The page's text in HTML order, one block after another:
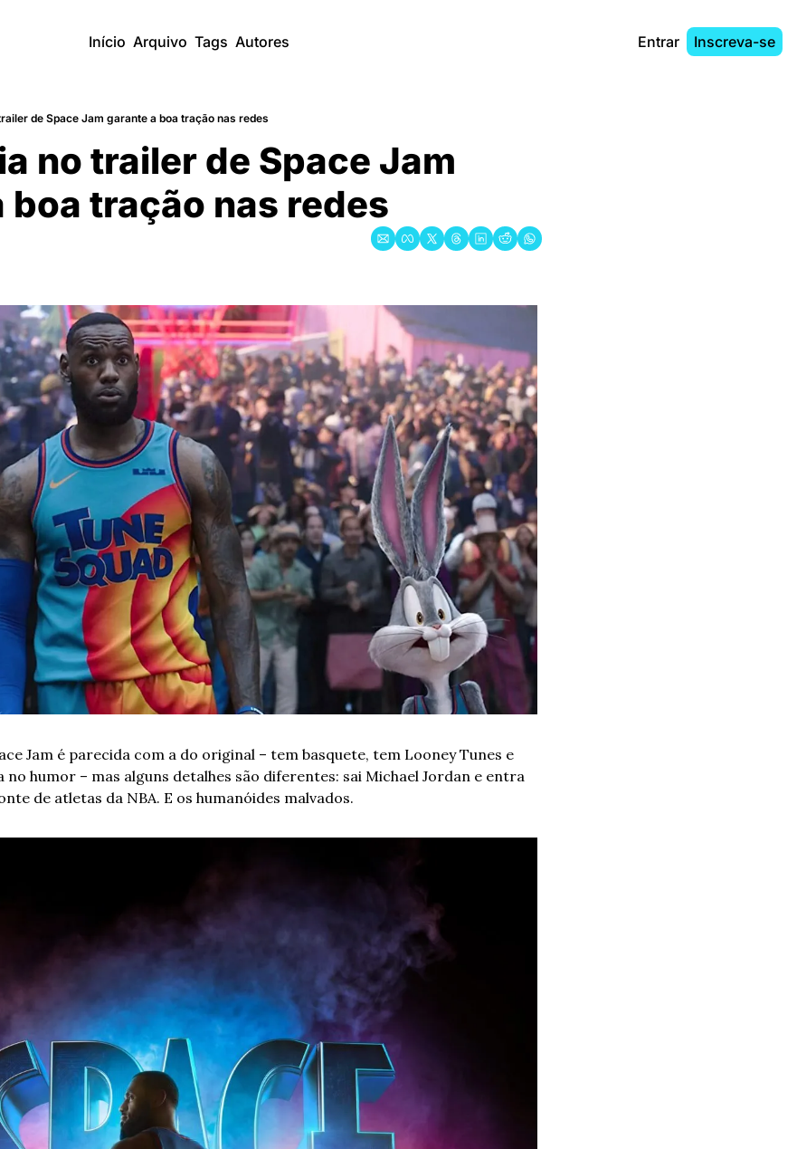
Início Arquivo Tags Autores Entrar Inscreva-se
de Space Jam garante a boa tração nas redes
no trailer de Space Jam
boa tração nas redes
Jam é parecida com a do original – tem basquete, tem Looney Tunes e
humor – mas alguns detalhes são diferentes: sai Michael Jordan e entra
de atletas da NBA. E os humanóides malvados.